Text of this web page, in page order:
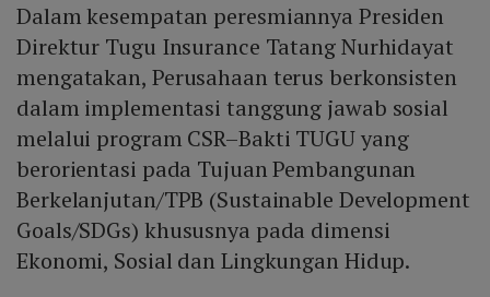
Dalam kesempatan peresmiannya Presiden
Direktur Tugu Insurance Tatang Nurhidayat
mengatakan, Perusahaan terus berkonsisten
dalam implementasi tanggung jawab sosial
melalui program CSR–Bakti TUGU yang
berorientasi pada Tujuan Pembangunan
Berkelanjutan/TPB (Sustainable Development
Goals/SDGs) khususnya pada dimensi
Ekonomi, Sosial dan Lingkungan Hidup.